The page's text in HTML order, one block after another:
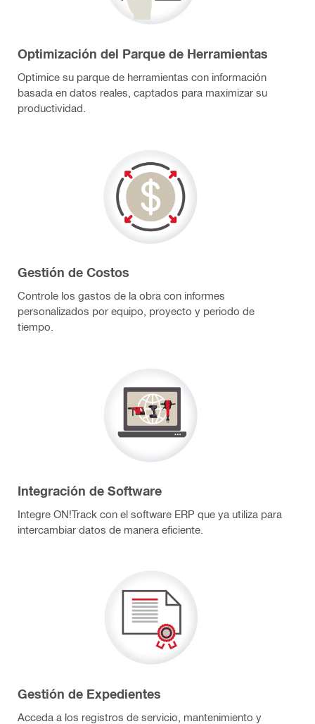
Optimización del Parque de Herramientas
Optimice su parque de herramientas con información
basada en datos reales, captados para maximizar su
productividad.
Gestión de Costos
Controle los gastos de la obra con informes
personalizados por equipo, proyecto y periodo de
tiempo.
Integración de Software
Integre ON!Track con el software ERP que ya utiliza para
intercambiar datos de manera eficiente.
Gestión de Expedientes
Acceda a los registros de servicio, mantenimiento y